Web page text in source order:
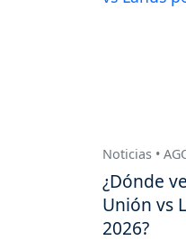
Noticias •
¿Dónde
Unión vs
2026?